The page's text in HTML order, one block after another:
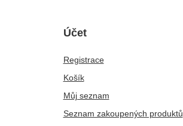
Účet
Registrace
Košík
Můj seznam
Seznam zakoupených produktů